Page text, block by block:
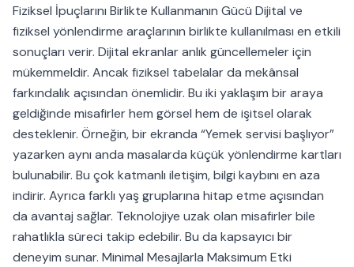
Fiziksel İpuçlarını Birlikte Kullanmanın Gücü Dijital ve
fiziksel yönlendirme araçlarının birlikte kullanılması en etkili
sonuçları verir. Dijital ekranlar anlık güncellemeler için
mükemmeldir. Ancak fiziksel tabelalar da mekânsal
farkındalık açısından önemlidir. Bu iki yaklaşım bir araya
geldiğinde misafirler hem görsel hem de işitsel olarak
desteklenir. Örneğin, bir ekranda “Yemek servisi başlıyor”
yazarken aynı anda masalarda küçük yönlendirme kartları
bulunabilir. Bu çok katmanlı iletişim, bilgi kaybını en aza
indirir. Ayrıca farklı yaş gruplarına hitap etme açısından
da avantaj sağlar. Teknolojiye uzak olan misafirler bile
rahatlıkla süreci takip edebilir. Bu da kapsayıcı bir
deneyim sunar. Minimal Mesajlarla Maksimum Etki